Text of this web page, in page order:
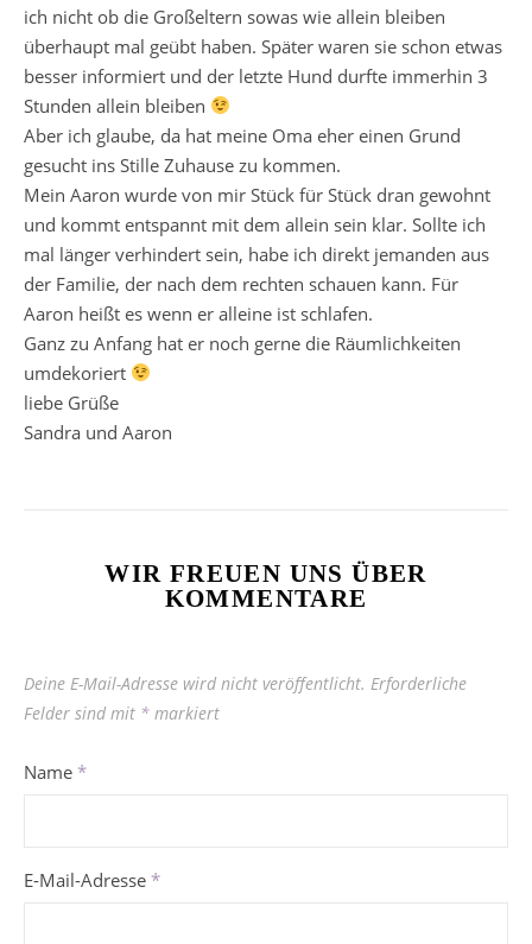
ich nicht ob die Großeltern sowas wie allein bleiben
überhaupt mal geübt haben. Später waren sie schon etwas
besser informiert und der letzte Hund durfte immerhin 3
Stunden allein bleiben
Aber ich glaube, da hat meine Oma eher einen Grund
gesucht ins Stille Zuhause zu kommen.
Mein Aaron wurde von mir Stück für Stück dran gewohnt
und kommt entspannt mit dem allein sein klar. Sollte ich
mal länger verhindert sein, habe ich direkt jemanden aus
der Familie, der nach dem rechten schauen kann. Für
Aaron heißt es wenn er alleine ist schlafen.
Ganz zu Anfang hat er noch gerne die Räumlichkeiten
umdekoriert
liebe Grüße
Sandra und Aaron
WIR FREUEN UNS ÜBER
KOMMENTARE
Deine E-Mail-Adresse wird nicht veröffentlicht. Erforderliche
Felder sind mit * markiert
Name *
E-Mail-Adresse *